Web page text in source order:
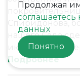
Спиридонова,
нашего Сада
икону
Подробнее
Продолжая им
соглашаетесь
данных
Понятно